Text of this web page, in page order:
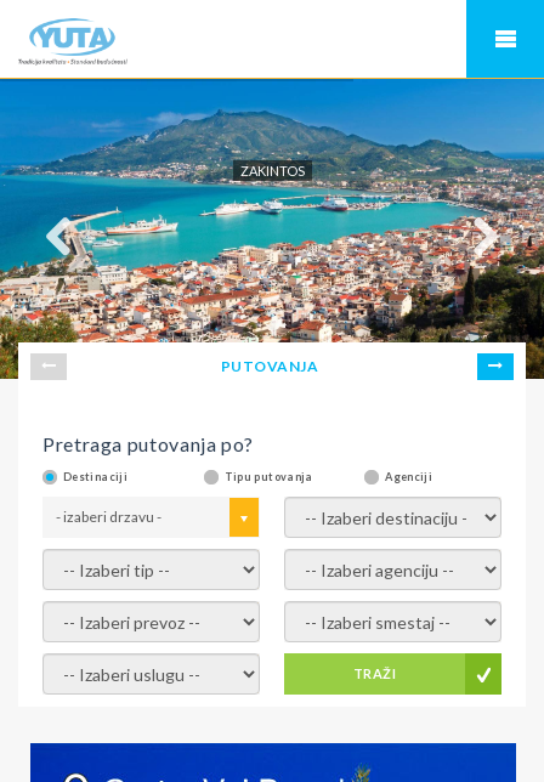
ZAKINTOS
PUTOVANJA
Pretraga putovanja po?
Destinaciji Tipu putovanja Agenciji
- izaberi drzavu - - izaberi destinaciju -
- izaberi tip - - izaberi agenciju -
- izaberi prevoz - - Izaberite smestaj -
- Izaberite uslugu - TRAŽI